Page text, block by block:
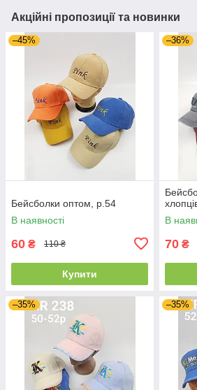
Акційні пропозиції та новинки
–45%
Бейсболки оптом, р.54
В наявності
60 ₴ 110 ₴
Купити
–36%
В
70 ₴
–35% –35%